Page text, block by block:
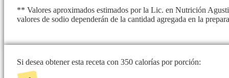
** Valores aproximados estimados por la Lic. en Nutrición
valores de sodio dependerán de la cantidad agregada en la
Si desea obtener esta receta con 350 calorías por porción: